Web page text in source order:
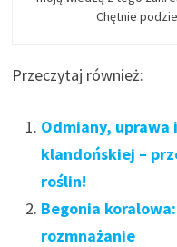
Chętnie
Przeczytaj również:
Odmiany, uprawa
klandońskiej –
roślin!
Begonia
rozmnażanie